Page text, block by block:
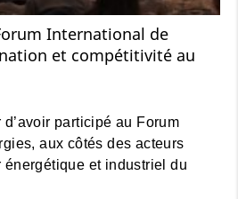
International de
et compétitivité au
participé au Forum
aux côtés des acteurs
énergétique et industriel du